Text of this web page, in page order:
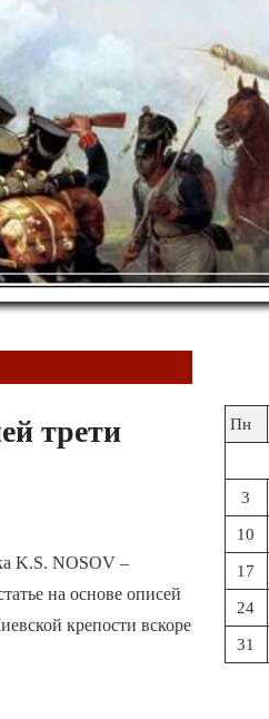
трети
K.S. NOSOV –
на основе описей
крепости вскоре
Пн
3
10
17
24
31